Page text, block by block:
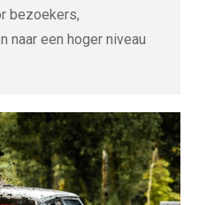
bezoekers,
naar een hoger niveau